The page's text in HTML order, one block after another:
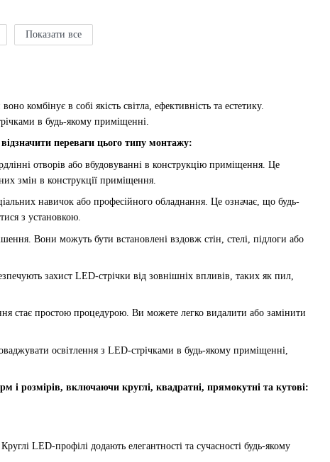
комбінує в собі якість світла, ефективність та естетику.
в будь-якому приміщенні.
переваги цього типу монтажу:
отворів або вбудовуванні в конструкцію приміщення. Це
змін в конструкції приміщення.
навичок або професійного обладнання. Це означає, що будь-
з установкою.
Вони можуть бути встановлені вздовж стін, стелі, підлоги або
захист LED-стрічки від зовнішніх впливів, таких як пил,
стає простою процедурою. Ви можете легко видалити або замінити
освітлення з LED-стрічками в будь-якому приміщенні,
розмірів, включаючи круглі, квадратні, прямокутні та кутові:
LED-профілі додають елегантності та сучасності будь-якому
Показати все